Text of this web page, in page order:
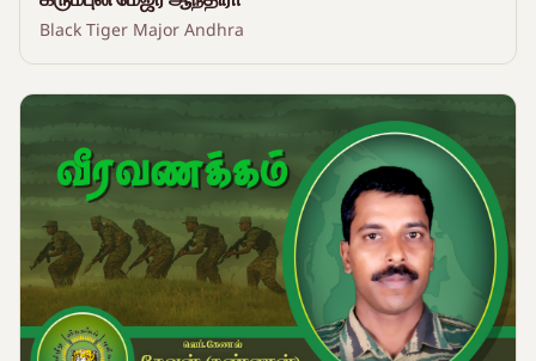
Black Tiger Major Andhra